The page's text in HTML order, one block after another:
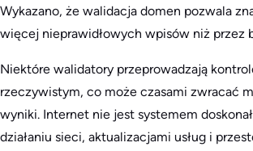
Wykazano, że walidacja domen pozwala
więcej nieprawidłowych wpisów niż przez
Niektóre walidatory przeprowadzają
rzeczywistym, co może czasami zwracać
wyniki. Internet nie jest systemem
działaniu sieci, aktualizacjami usług i